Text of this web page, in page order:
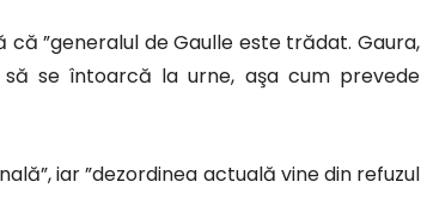
că ”generalul de Gaulle este trădat. Gaura,
se întoarcă la urne, aşa cum prevede
iar ”dezordinea actuală vine din refuzul